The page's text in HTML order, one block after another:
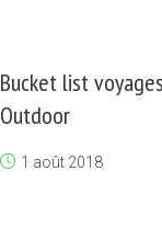
Bucket list
Outdoor
1 août 2018